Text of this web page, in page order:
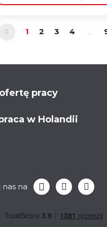
1 2 3 4 ...
pracy
w Holandii
na